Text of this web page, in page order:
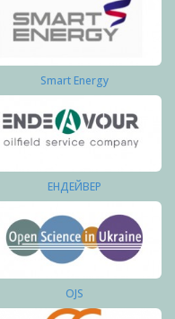
Smart Energy
ЕНДЕЙВЕР
OJS